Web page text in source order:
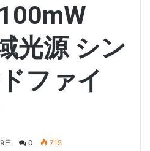
光源 シン
ファイ
日 0
715